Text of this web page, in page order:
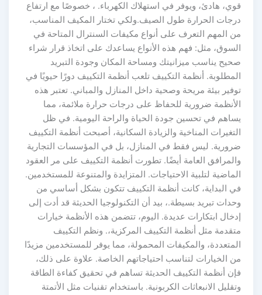
قوي، هادئ، ويوفر في استهلاك الكهرباء. ، خصوصًا مع ارتفاع
درجات الحرارة طول الصيف.ولكي تختار المكيف المناسب،
من المهم التعرف على أنواع مكيفات السنترال المتاحة في
السوق، مثل: فهم هذه الأنواع يساعدك على اتخاذ قرار شراء
صحيح يناسب ميزانيتك ومساحة المكان وجودة التبريد
المطلوبة. أنظمة التكييف تلعب أنظمة التكييف دورًا حيويًا في
توفير بيئة مريحة وصحية داخل المنازل والمباني. تعتبر هذه
الأنظمة ضرورية للحفاظ على درجات حرارة ملائمة، مما
يساهم في تحسين جودة الحياة والراحة اليومية. في ظل
التغيرات المناخية والزيادة السكانية، أصبحت أنظمة التكييف
ضرورية. ليس فقط في المنازل، بل في المؤسسات التجارية
والمرافق العامة أيضًا. تطورت أنظمة التكييف على مر العقود
الماضية لتلبية الاحتياجات. المتزايدة والمتنوعة للمستخدمين.
في البداية، كانت أنظمة التكييف تتكون بشكل أساسي من
وحدات تبريد بسيطة.، بيد أن التكنولوجيا الحديثة قد أدت إلى
إدخال ابتكارات عديدة. اليوم، تتضمن هذه الأنظمة خيارات
متقدمة مثل أنظمة التكييف المركزية،. ونظم التكييف
المتعددة، والمكيفات المحمولة، مما يوفر للمستخدمين مزيدًا
من الخيارات لتناسب احتياجاتهم الخاصة. علاوة على ذلك،
فإن أنظمة التكييف الحديثة تساهم في تحقيق كفاءة الطاقة
وتقليل الانبعاثات الكربونية. باستخدام تقنيات مثل الأتمتة